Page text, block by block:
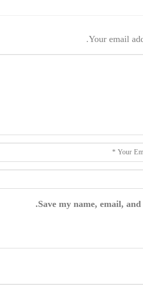
Your email
Save my name, email,